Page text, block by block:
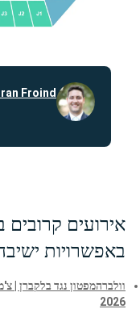
Froind
אירועים קרובים
באפשרויות
2026